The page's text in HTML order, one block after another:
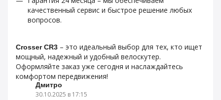
качественный сервис и быстрое решение любых
вопросов.
Crosser CR3 – это идеальный выбор для тех, кто ищет
мощный, надежный и удобный велоскутер.
Оформляйте заказ уже сегодня и наслаждайтесь
комфортом передвижения!
Дмитро
30.10.2025 в 17:15